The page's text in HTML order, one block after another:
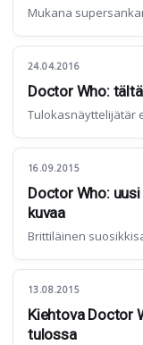
Mukana
24.04.2016
Doctor Who:
Tulokasnäyttelijätär
16.09.2015
Doctor Who:
kuvaa
Brittiläinen
13.08.2015
Kiehtova Doctor
tulossa